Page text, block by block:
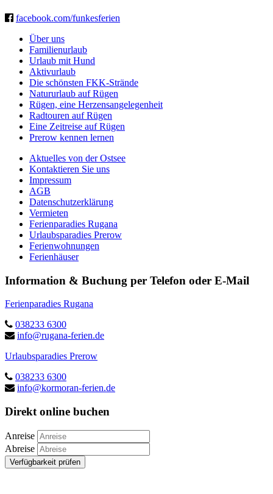
facebook.com/funkesferien
Über uns
Familienurlaub
Urlaub mit Hund
Aktivurlaub
Die schönsten FKK-Strände
Natururlaub auf Rügen
Rügen, eine Herzensangelegenheit
Radtouren auf Rügen
Eine Zeitreise auf Rügen
Prerow kennen lernen
Aktuelles von der Ostsee
Kontaktieren Sie uns
Impressum
AGB
Datenschutzerklärung
Vermieten
Ferienparadies Rugana
Urlaubsparadies Prerow
Ferienwohnungen
Ferienhäuser
Information & Buchung per Telefon oder E-Mail
Ferienparadies Rugana
038233 6300
info@rugana-ferien.de
Urlaubsparadies Prerow
038233 6300
info@kormoran-ferien.de
Direkt online buchen
Anreise
Abreise
Verfügbarkeit prüfen